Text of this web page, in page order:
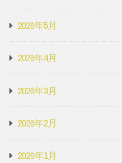
2026年5月
2026年4月
2026年3月
2026年2月
2026年1月